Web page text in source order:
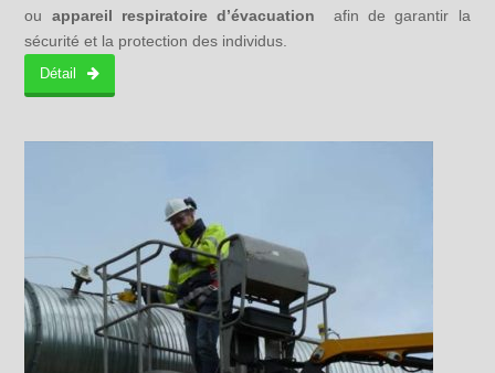
ou appareil respiratoire d’évacuation afin de garantir la
sécurité et la protection des individus.
Détail